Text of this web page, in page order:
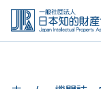
Skip
the